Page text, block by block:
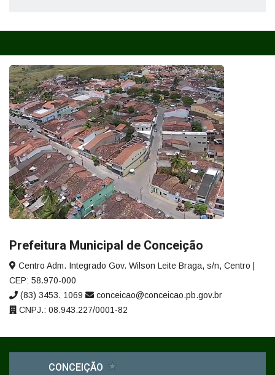
Prefeitura Municipal de Conceição
Centro Adm. Integrado Gov. Wilson Leite Braga, s/n, Centro |
CEP: 58.970-000
(83) 3453. 1069
conceicao@conceicao.pb.gov.br
CNPJ.: 08.943.227/0001-82